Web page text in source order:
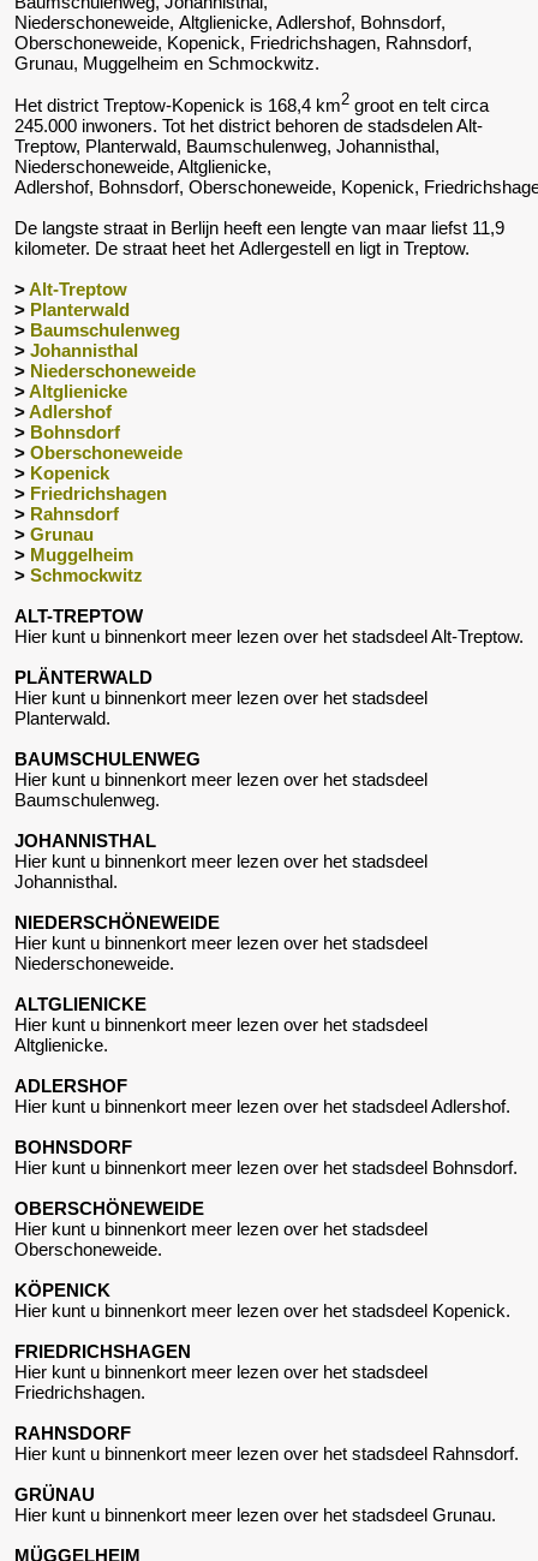
Niederschoneweide, Altglienicke, Adlershof, Bohnsdorf,
Oberschoneweide, Kopenick, Friedrichshagen, Rahnsdorf,
Grunau, Muggelheim en Schmockwitz.
Het district Treptow-Kopenick is 168,4 km2 groot en telt circa
245.000 inwoners. Tot het district behoren de stadsdelen Alt-
Treptow, Planterwald, Baumschulenweg, Johannisthal,
Niederschoneweide, Altglienicke,
Adlershof, Bohnsdorf, Oberschoneweide, Kopenick,
De langste straat in Berlijn heeft een lengte van maar liefst 11,9
kilometer. De straat heet het Adlergestell en ligt in Treptow.
>Alt-Treptow
> Planterwald
> Baumschulenweg
> Johannisthal
> Niederschoneweide
>Altglienicke
>Adlershof
> Bohnsdorf
> Oberschoneweide
> Kopenick
> Friedrichshagen
> Rahnsdorf
> Grunau
> Muggelheim
> Schmockwitz
ALT-TREPTOW
Hier kunt u binnenkort meer lezen over het stadsdeel Alt-Treptow.
PLÄNTERWALD
Hier kunt u binnenkort meer lezen over het stadsdeel
Planterwald.
BAUMSCHULENWEG
Hier kunt u binnenkort meer lezen over het stadsdeel
Baumschulenweg.
JOHANNISTHAL
Hier kunt u binnenkort meer lezen over het stadsdeel
Johannisthal.
NIEDERSCHÖNEWEIDE
Hier kunt u binnenkort meer lezen over het stadsdeel
Niederschoneweide.
ALTGLIENICKE
Hier kunt u binnenkort meer lezen over het stadsdeel
Altglienicke.
ADLERSHOF
Hier kunt u binnenkort meer lezen over het stadsdeel Adlershof.
BOHNSDORF
Hier kunt u binnenkort meer lezen over het stadsdeel Bohnsdorf.
OBERSCHÖNEWEIDE
Hier kunt u binnenkort meer lezen over het stadsdeel
Oberschoneweide.
KÖPENICK
Hier kunt u binnenkort meer lezen over het stadsdeel Kopenick.
FRIEDRICHSHAGEN
Hier kunt u binnenkort meer lezen over het stadsdeel
Friedrichshagen.
RAHNSDORF
Hier kunt u binnenkort meer lezen over het stadsdeel Rahnsdorf.
GRÜNAU
Hier kunt u binnenkort meer lezen over het stadsdeel Grunau.
MÜGGELHEIM